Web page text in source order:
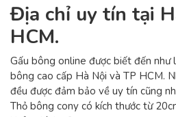
Địa chỉ uy tín tại
HCM.
Gấu bông online được biết đến như
bông cao cấp Hà Nội và TP HCM.
đều được đảm bảo về uy tín cũng
Thỏ bông cony có kích thước từ